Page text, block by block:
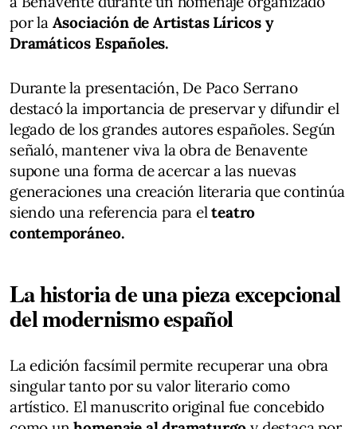
por la Asociación de Artistas Líricos y
Dramáticos Españoles.
Durante la presentación, De Paco Serrano
destacó la importancia de preservar y difundir el
legado de los grandes autores españoles. Según
señaló, mantener viva la obra de Benavente
supone una forma de acercar a las nuevas
generaciones una creación literaria que continúa
siendo una referencia para elteatro
contemporáneo.
La historia de una pieza excepcional
del modernismo español
La edición facsímil permite recuperar una obra
singular tanto por su valor literario como
artístico. El manuscrito original fue concebido